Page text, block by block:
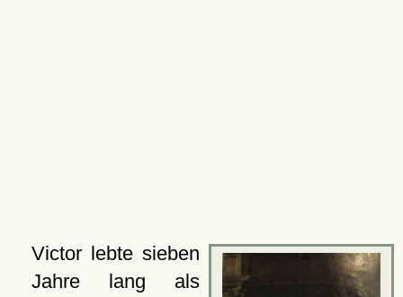
Victor lebte sieben
Jahre lang als